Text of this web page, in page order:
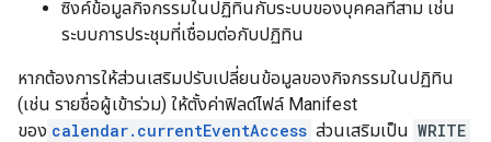
ซิงค์ข้อมูลกิจกรรมในปฏิทินกับระบบของบุคคลที่สาม เช่น
ระบบการประชุมที่เชื่อมต่อกับปฏิทิน
หากต้องการให้ส่วนเสริมปรับเปลี่ยนข้อมูลของกิจกรรมในปฏิทิน
(เช่น รายชื่อผู้เข้าร่วม) ให้ตั้งค่าฟิลด์ไฟล์ Manifest
ของ calendar.currentEventAccess ส่วนเสริมเป็น WRITE